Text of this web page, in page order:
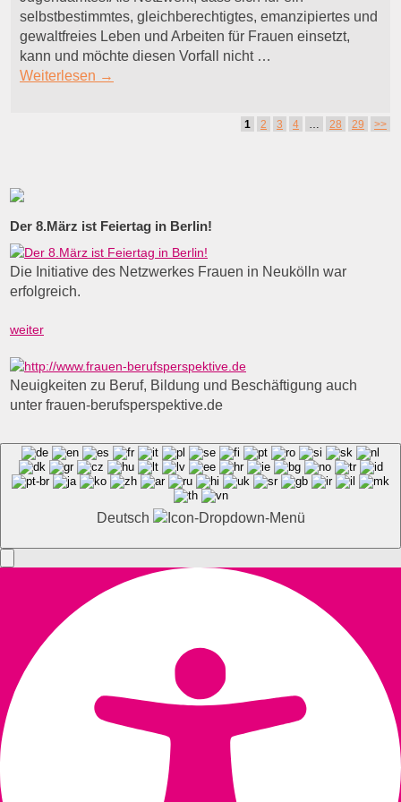
selbstbestimmtes, gleichberechtigtes, emanzipiertes und
gewaltfreies Leben und Arbeiten für Frauen einsetzt,
kann und möchte diesen Vorfall nicht …
Weiterlesen →
1 2 3 4 28 29 >>
Der 8.März ist Feiertag in Berlin!
Die Initiative des Netzwerkes Frauen in Neukölln war
erfolgreich.
weiter
Neuigkeiten zu Beruf, Bildung und Beschäftigung auch
unter frauen-berufsperspektive.de
Deutsch